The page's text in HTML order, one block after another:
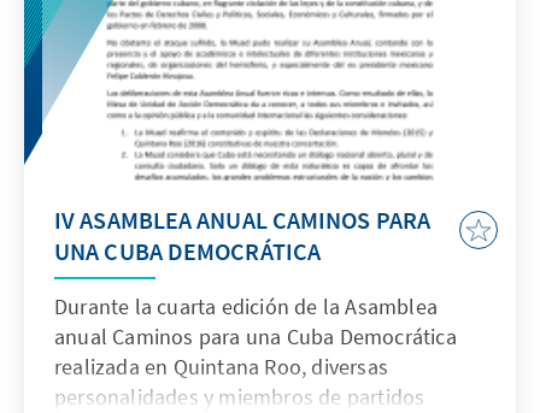
IV ASAMBLEA ANUAL CAMINOS PARA
UNA CUBA DEMOCRÁTICA
Durante la cuarta edición de la Asamblea
anual Caminos para una Cuba Democrática
realizada en Quintana Roo, diversas
personalidades y miembros de partidos